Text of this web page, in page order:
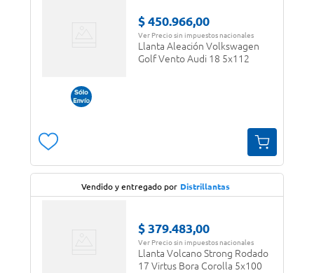
$ 450.966,00
Ver Precio sin impuestos nacionales
Llanta Aleación Volkswagen
Golf Vento Audi 18 5x112
Vendido y entregado por Distrillantas
$ 379.483,00
Ver Precio sin impuestos nacionales
Llanta Volcano Strong Rodado
17 Virtus Bora Corolla 5x100